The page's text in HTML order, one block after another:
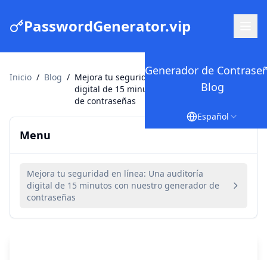
PasswordGenerator.vip
Generador de
Blog
Español
Inicio / Blog / Mejora tu seguridad en línea: Una auditoría
digital de 15 minutos con nuestro generador
de contraseñas
Menu
Mejora tu seguridad en línea: Una auditoría
digital de 15 minutos con nuestro generador de
contraseñas